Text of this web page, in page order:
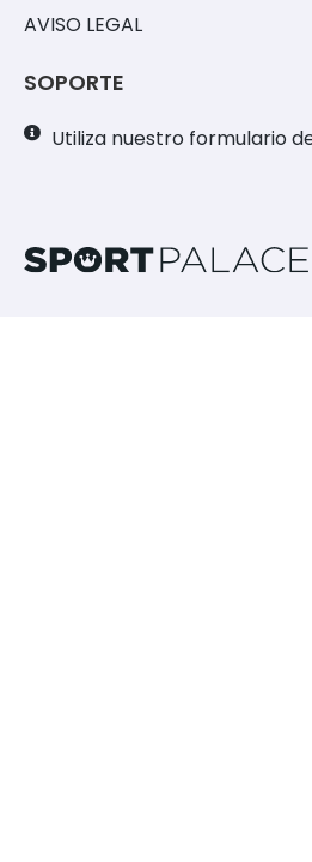
AVISO LEGAL
SOPORTE
Utiliza nuestro formulario